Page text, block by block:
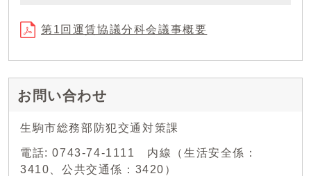
第1回運賃協議分科会議事概要
お問い合わせ
生駒市総務部防犯交通対策課
電話: 0743-74-1111 内線（生活安全係：
3410、公共交通係：3420）